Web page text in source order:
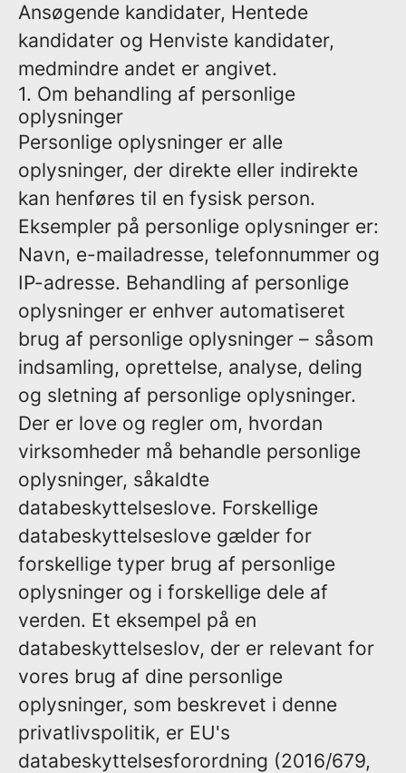
Ansøgende kandidater, Hentede
kandidater og Henviste kandidater,
medmindre andet er angivet.
1. Om behandling af personlige
oplysninger
Personlige oplysninger er alle
oplysninger, der direkte eller indirekte
kan henføres til en fysisk person.
Eksempler på personlige oplysninger er:
Navn, e-mailadresse, telefonnummer og
IP-adresse. Behandling af personlige
oplysninger er enhver automatiseret
brug af personlige oplysninger – såsom
indsamling, oprettelse, analyse, deling
og sletning af personlige oplysninger.
Der er love og regler om, hvordan
virksomheder må behandle personlige
oplysninger, såkaldte
databeskyttelseslove. Forskellige
databeskyttelseslove gælder for
forskellige typer brug af personlige
oplysninger og i forskellige dele af
verden. Et eksempel på en
databeskyttelseslov, der er relevant for
vores brug af dine personlige
oplysninger, som beskrevet i denne
privatlivspolitik, er EU's
databeskyttelsesforordning (2016/679,